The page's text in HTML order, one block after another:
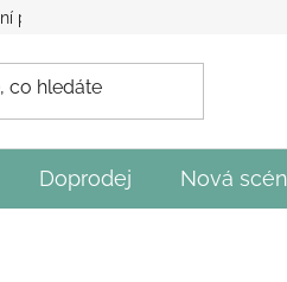
podmínky Obecné
Doprodej Nová